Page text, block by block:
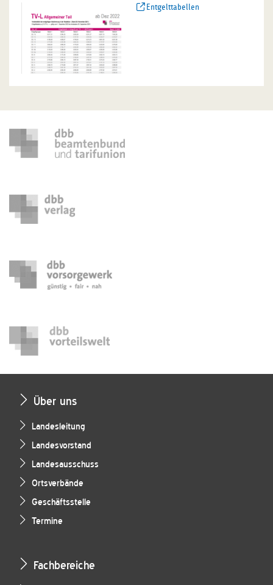
Entgelttabellen
Über uns
Landesleitung
Landesvorstand
Landesausschuss
Ortsverbände
Geschäftsstelle
Termine
Fachbereiche